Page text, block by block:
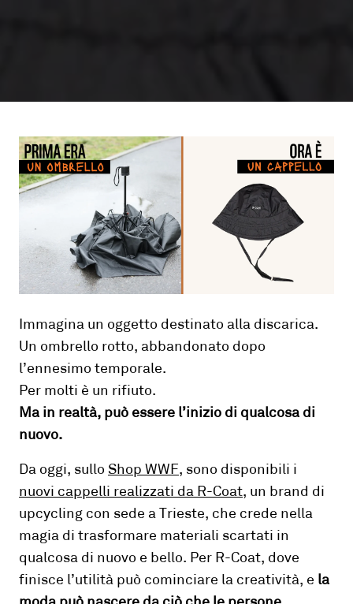
Immagina un oggetto destinato alla discarica.
Un ombrello rotto, abbandonato dopo
l’ennesimo temporale.
Per molti è un rifiuto.
Ma in realtà, può essere l’inizio di qualcosa di
nuovo.
Da oggi, sullo Shop WWF, sono disponibili i
nuovi cappelli realizzati da R-Coat, un brand di
upcycling con sede a Trieste, che crede nella
magia di trasformare materiali scartati in
qualcosa di nuovo e bello. Per R-Coat, dove
finisce l’utilità può cominciare la creatività, e la